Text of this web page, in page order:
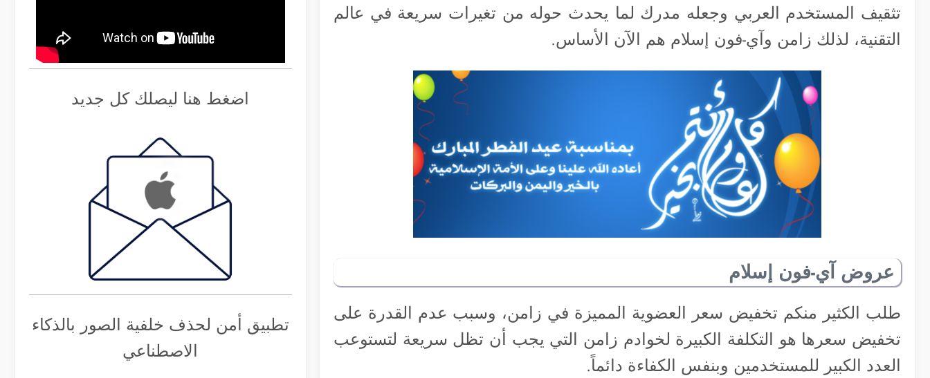
تثقيف المستخدم العربي وجعله مدرك لما يحدث حوله من تغيرات سريعة في عالم
التقنية، لذلك زامن وآي-فون إسلام هم الآن الأساس.
عروض آي-فون إسلام
طلب الكثير منكم تخفيض سعر العضوية المميزة في زامن، وسبب عدم القدرة على
تخفيض سعرها هو التكلفة الكبيرة لخوادم زامن التي يجب أن تظل سريعة لتستوعب
العدد الكبير للمستخدمين وبنفس الكفاءة دائماً.
اضغط هنا ليصلك كل جديد
تطبيق أمن لحذف خلفية الصور بالذكاء
الاصطناعي